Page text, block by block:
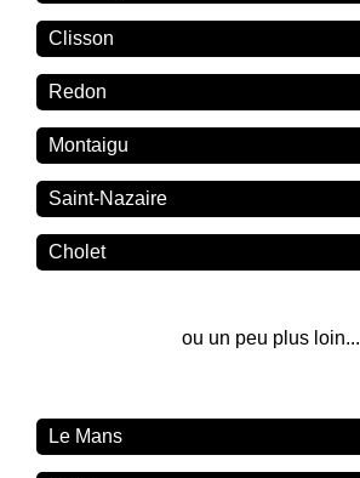
Clisson
Redon
Montaigu
Saint-Nazaire
Cholet
ou un peu plus loin...
Le Mans